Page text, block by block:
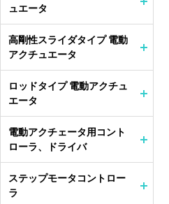
ュエータ
高剛性スライダタイプ 電動
アクチュエータ
ロッドタイプ 電動アクチュ
エータ
電動アクチェータ用コント
ローラ、ドライバ
ステップモータコントロー
ラ